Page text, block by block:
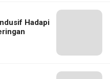
Hadapi